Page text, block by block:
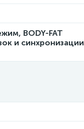
BODY-FAT
и синхронизации